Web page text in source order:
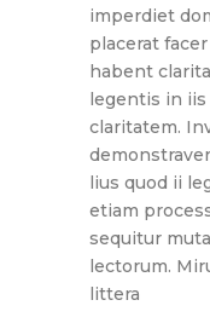
imperdiet
placerat
habent
legentis in
claritatem.
lius quod ii
etiam
sequitur
lectorum.
littera